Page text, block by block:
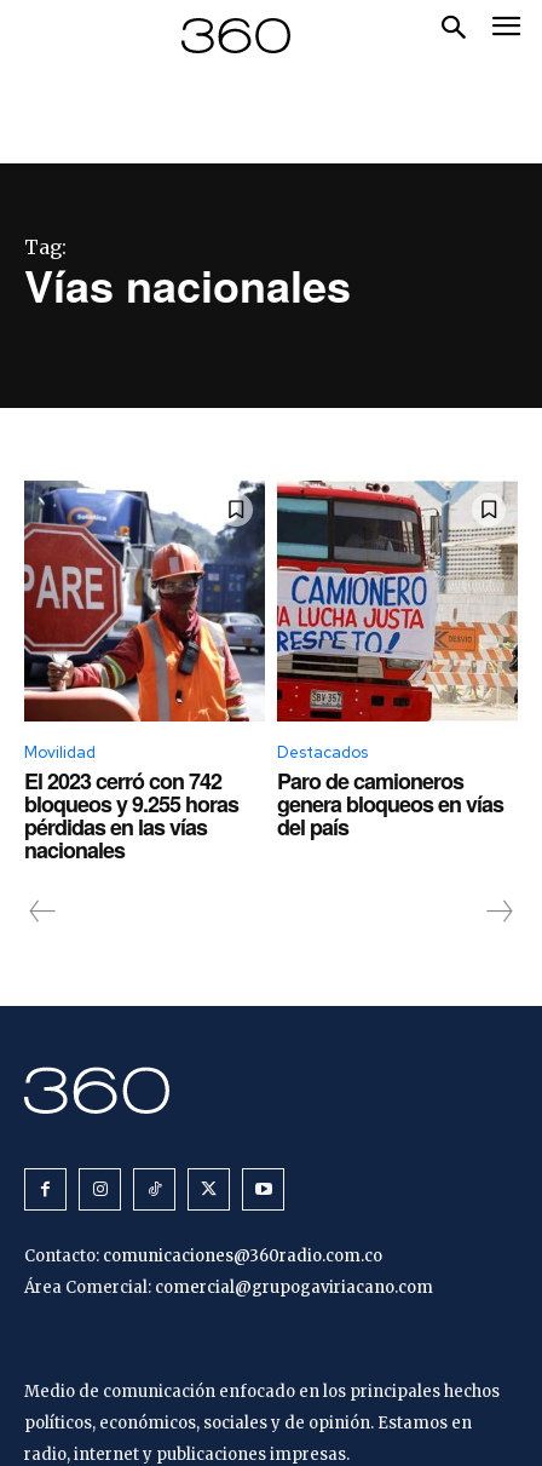
Tag:
Vías nacionales
Movilidad
El 2023 cerró con 742
bloqueos y 9.255 horas
pérdidas en las vías
nacionales
Destacados
Paro de camioneros
genera bloqueos en vías
del país
Contacto: comunicaciones@360radio.com.co
Área Comercial: comercial@grupogaviriacano.com
Medio de comunicación enfocado en los principales hechos
políticos, económicos, sociales y de opinión. Estamos en
radio, internet y publicaciones impresas.